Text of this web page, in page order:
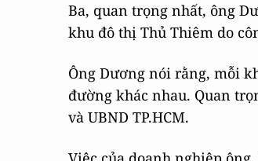
Ba, quan trọng nhất, ông
khu đô thị Thủ Thiêm do
Ông Dương nói rằng, mỗi
đường khác nhau. Quan
và UBND TP.HCM.